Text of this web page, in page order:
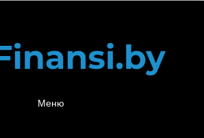
Меню